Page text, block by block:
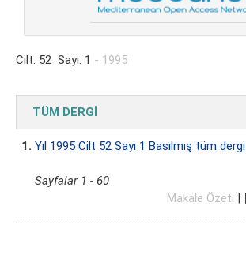
Cilt: 52 Sayı: 1 - 1995
TÜM DERGİ
1. Yıl 1995 Cilt 52 Sayı 1 Basılmış tüm dergi
Sayfalar 1 - 60
Makale Özeti |